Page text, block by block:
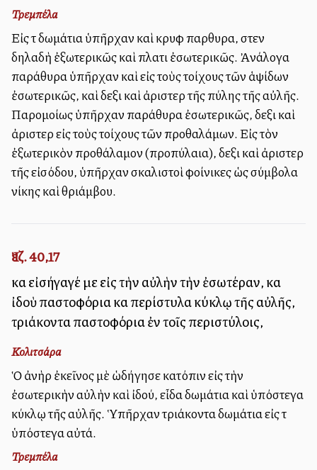
Τρεμπέλα
Εἰς τὰ δωμάτια ὑπῆρχαν καὶ κρυφὰ παρθυρα, στενὰ
δηλαδὴ ἐξωτερικῶς καὶ πλατιὰ ἐσωτερικῶς. Ἀνάλογα
παράθυρα ὑπῆρχαν καὶ εἰς τοὺς τοίχους τῶν ἁψίδων
ἐσωτερικῶς, καὶ δεξιὰ καὶ ἀριστερὰ τῆς πύλης τῆς αὐλῆς.
Παρομοίως ὑπῆρχαν παράθυρα ἐσωτερικῶς, δεξιὰ καὶ
ἀριστερὰ εἰς τοὺς τοίχους τῶν προθαλάμων. Εἰς τὸν
ἐξωτερικὸν προθάλαμον (προπύλαια), δεξιὰ καὶ ἀριστερὰ
τῆς εἰσόδου, ὑπῆρχαν σκαλιστοὶ φοίνικες ὡς σύμβολα
νίκης καὶ θριάμβου.
Ἰεζ. 40,17
καὶ εἰσήγαγέ με εἰς τὴν αὐλὴν τὴν ἐσωτέραν, καὶ
ἰδοὺ παστοφόρια καὶ περίστυλα κύκλῳ τῆς αὐλῆς,
τριάκοντα παστοφόρια ἐν τοῖς περιστύλοις,
Κολιτσάρα
Ὁ ἀνὴρ ἐκεῖνος μὲ ὡδήγησε κατόπιν εἰς τὴν
ἐσωτερικὴν αὐλὴν καὶ ἰδού, εἶδα δωμάτια καὶ ὑπόστεγα
κύκλῳ τῆς αὐλῆς. Ὑπῆρχαν τριάκοντα δωμάτια εἰς τὰ
ὑπόστεγα αὐτά.
Τρεμπέλα